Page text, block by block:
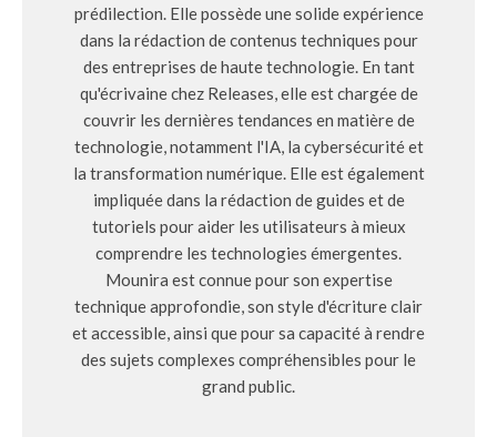
prédilection. Elle possède une solide expérience
dans la rédaction de contenus techniques pour
des entreprises de haute technologie. En tant
qu'écrivaine chez Releases, elle est chargée de
couvrir les dernières tendances en matière de
technologie, notamment l'IA, la cybersécurité et
la transformation numérique. Elle est également
impliquée dans la rédaction de guides et de
tutoriels pour aider les utilisateurs à mieux
comprendre les technologies émergentes.
Mounira est connue pour son expertise
technique approfondie, son style d'écriture clair
et accessible, ainsi que pour sa capacité à rendre
des sujets complexes compréhensibles pour le
grand public.